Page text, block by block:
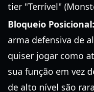
tier "Terrível"
Bloqueio Posicional:
arma defensiva de
quiser jogar como
sua função em vez
de alto nível são